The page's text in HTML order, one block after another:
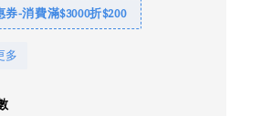
券-消費滿$3000折$200
多